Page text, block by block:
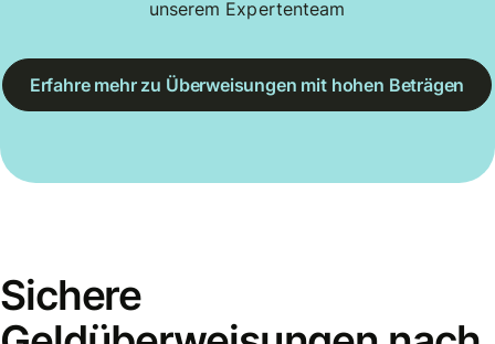
unserem Expertenteam
Erfahre mehr zu Überweisungen mit hohen Beträgen
Sichere